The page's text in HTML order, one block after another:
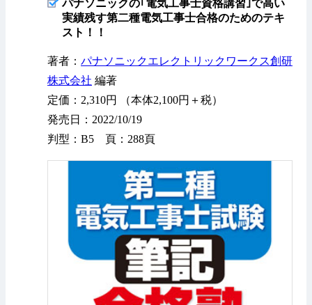
パナソニックの｢電気工事士資格講習｣で高い
実績残す第二種電気工事士合格のためのテキ
スト！！
著者： パナソニックエレクトリックワークス創研
株式会社 編著
定価：2,310円 （本体2,100円＋税）
発売日：2022/10/19
判型：B5 頁：288頁